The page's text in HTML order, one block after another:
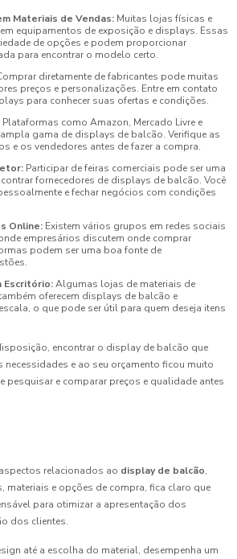
Materiais de Vendas: Muitas lojas físicas e
equipamentos de exposição e displays. Essas
de opções e podem proporcionar
para encontrar o modelo certo.
diretamente de fabricantes pode muitas
preços e personalizações. Entre em contato
para conhecer suas ofertas e condições.
Plataformas como Amazon, Mercado Livre e
gama de displays de balcão. Verifique as
e os vendedores antes de fazer a compra.
Participar de feiras comerciais pode ser uma
fornecedores de displays de balcão. Você
e fechar negócios com condições
Online: Existem vários grupos em redes sociais
empresários discutem onde comprar
podem ser uma boa fonte de
Escritório:Algumas lojas de materiais de
oferecem displays de balcão e
o que pode ser útil para quem deseja itens
encontrar o display de balcão que
necessidades e ao seu orçamento ficou muito
pesquisar e comparar preços e qualidade antes
relacionados ao display de balcão,
materiais e opções de compra, fica claro que
para otimizar a apresentação dos
dos clientes.
até a escolha do material, desempenha um